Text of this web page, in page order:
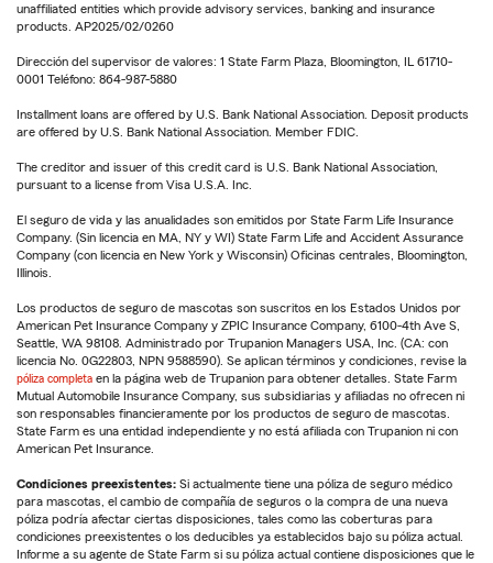
unaffiliated entities which provide advisory services, banking and insurance
products. AP2025/02/0260
Dirección del supervisor de valores: 1 State Farm Plaza, Bloomington, IL 61710-
0001 Teléfono: 864-987-5880
Installment loans are offered by U.S. Bank National Association. Deposit products
are offered by U.S. Bank National Association. Member FDIC.
The creditor and issuer of this credit card is U.S. Bank National Association,
pursuant to a license from Visa U.S.A. Inc.
El seguro de vida y las anualidades son emitidos por State Farm Life Insurance
Company. (Sin licencia en MA, NY y WI) State Farm Life and Accident Assurance
Company (con licencia en New York y Wisconsin) Oficinas centrales, Bloomington,
Illinois.
Los productos de seguro de mascotas son suscritos en los Estados Unidos por
American Pet Insurance Company y ZPIC Insurance Company, 6100-4th Ave S,
Seattle, WA 98108. Administrado por Trupanion Managers USA, Inc. (CA: con
licencia No. 0G22803, NPN 9588590). Se aplican términos y condiciones, revise la
póliza completa en la página web de Trupanion para obtener detalles. State Farm
Mutual Automobile Insurance Company, sus subsidiarias y afiliadas no ofrecen ni
son responsables financieramente por los productos de seguro de mascotas.
State Farm es una entidad independiente y no está afiliada con Trupanion ni con
American Pet Insurance.
Condiciones preexistentes: Si actualmente tiene una póliza de seguro médico
para mascotas, el cambio de compañía de seguros o la compra de una nueva
póliza podría afectar ciertas disposiciones, tales como las coberturas para
condiciones preexistentes o los deducibles ya establecidos bajo su póliza actual.
Informe a su agente de State Farm si su póliza actual contiene disposiciones que le